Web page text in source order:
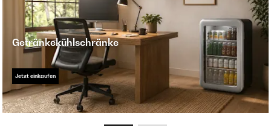
Getränkekühlschränke
Jetzt einkaufen